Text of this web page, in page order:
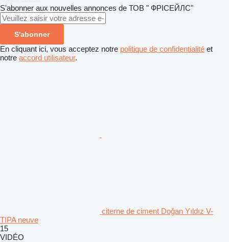
S'abonner aux nouvelles annonces de ТОВ " ФРІСЕЙЛС"
S'abonner
En cliquant ici, vous acceptez notre politique de confidentialité et
notre accord utilisateur.
citerne de ciment Doğan Yıldız V-
TIPA neuve
15
VIDÉO